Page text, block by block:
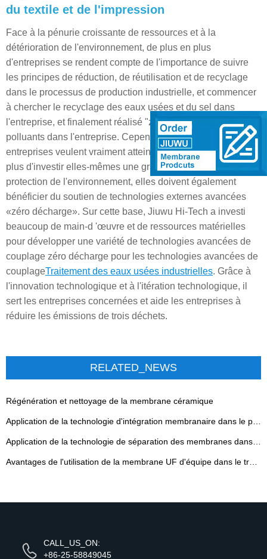
du textile et de l'impression
Face à la pénurie croissante de ressources et à la
détérioration de l'environnement, de plus en plus
d'entreprises se rendent compte de l'importance de suivre
les principes de réduction, de réutilisation et de recyclage
dans le processus de production industrielle, et commencer
à chercher le recyclage des eaux usées et du sel dans
l'entreprise, et finalement réalisé "zéro décharge" De
polluants dans l'entreprise. Cependant, si la plupart des
entreprises veulent vraiment atteindre zéro décharge, en
plus d'investir elles-mêmes une grande quantité de fonds de
protection de l'environnement, elles doivent également
bénéficier du soutien de technologies externes avancées
«zéro décharge». Sur cette base, Jiuwu Hi-Tech a investi
beaucoup de main-d 'œuvre et de ressources matérielles
pour développer une variété de technologies avancées de
couplage zéro décharge pour les technologies avancées de
couplageTraitement des eaux usées industrielles. Grâce à
l'innovation technologique et à l'itération technologique, il
sert les entreprises concernées et aide les entreprises à
réduire les émissions de trois déchets.
RELATED_NEWS
Régénération et nettoyage de la membrane céramique
CALL_US_ON:
+86-25-58849045